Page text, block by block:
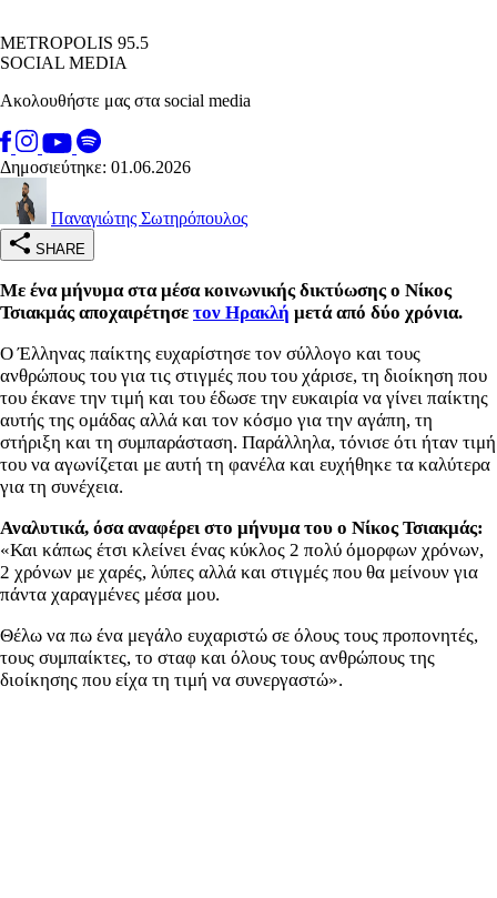
METROPOLIS 95.5
SOCIAL MEDIA
Ακολουθήστε μας στα social media
Δημοσιεύτηκε: 01.06.2026
Παναγιώτης Σωτηρόπουλος
SHARE
Με ένα μήνυμα στα μέσα κοινωνικής δικτύωσης ο Νίκος
Τσιακμάς αποχαιρέτησε τον Ηρακλή μετά από δύο χρόνια.
Ο Έλληνας παίκτης ευχαρίστησε τον σύλλογο και τους
ανθρώπους του για τις στιγμές που του χάρισε, τη διοίκηση που
του έκανε την τιμή και του έδωσε την ευκαιρία να γίνει παίκτης
αυτής της ομάδας αλλά και τον κόσμο για την αγάπη, τη
στήριξη και τη συμπαράσταση. Παράλληλα, τόνισε ότι ήταν τιμή
του να αγωνίζεται με αυτή τη φανέλα και ευχήθηκε τα καλύτερα
για τη συνέχεια.
Αναλυτικά, όσα αναφέρει στο μήνυμα του ο Νίκος Τσιακμάς:
«Και κάπως έτσι κλείνει ένας κύκλος 2 πολύ όμορφων χρόνων,
2 χρόνων με χαρές, λύπες αλλά και στιγμές που θα μείνουν για
πάντα χαραγμένες μέσα μου.
Θέλω να πω ένα μεγάλο ευχαριστώ σε όλους τους προπονητές,
τους συμπαίκτες, το σταφ και όλους τους ανθρώπους της
διοίκησης που είχα τη τιμή να συνεργαστώ».